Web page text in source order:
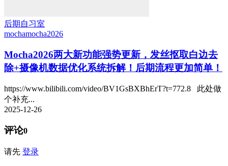
后期自习室
mochamocha2026
Mocha2026两大新功能强势更新，发丝抠取白边去
除+摄像机数据优化系统拆解！后期流程更加简单！
https://www.bilibili.com/video/BV1GsBXBhErT?t=772.8 此处做
个补充...
2025-12-26
评论0
请先 登录